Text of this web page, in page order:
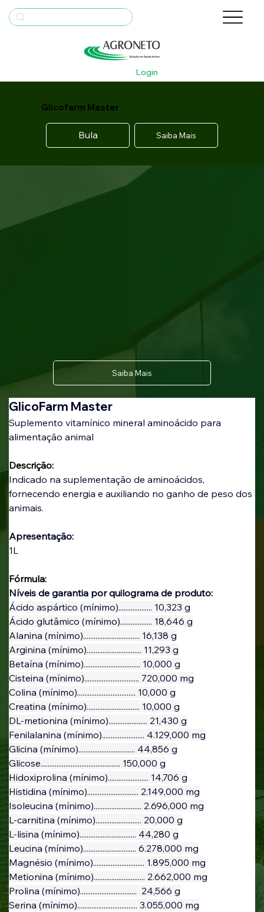
Login
Glicofarm Master
Bula Saiba Mais
GlicoFarm Master
Suplemento vitamínico mineral aminoácido para
alimentação animal
Descrição:
Indicado na suplementação de aminoácidos,
fornecendo energia e auxiliando no ganho de peso dos
animais.
Apresentação:
1L
Fórmula:
Níveis de garantia por quilograma de produto:
Ácido aspártico (mínimo)................... 10,323 g
Ácido glutâmico (mínimo).................. 18,646 g
Alanina (mínimo)................................ 16,138 g
Arginina (mínimo)............................... 11,293 g
Betaína (mínimo)................................ 10,000 g
Cisteina (mínimo)............................... 720,000 mg
Colina (mínimo)................................. 10,000 g
Creatina (mínimo).............................. 10,000 g
DL-metionina (mínimo)...................... 21,430 g
Fenilalanina (mínimo)........................ 4.129,000 mg
Glicina (mínimo)................................ 44,856 g
Glicose............................................. 150,000 g
Hidoxiprolina (mínimo)....................... 14,706 g
Histidina (mínimo)............................. 2.149,000 mg
Isoleucina (mínimo)........................... 2.696,000 mg
L-carnitina (mínimo).......................... 20,000 g
L-lisina (mínimo)................................ 44,280 g
Leucina (mínimo).............................. 6.278,000 mg
Magnésio (mínimo)............................. 1.895,000 mg
Metionina (mínimo)............................. 2.662,000 mg
Prolina (mínimo)................................  24,566 g
Serina (mínimo).................................. 3.055,000 mg
Saiba Mais